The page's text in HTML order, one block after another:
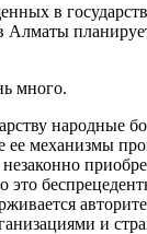
в
Алматы
много.
народные
ее механизмы
незаконно
это
и